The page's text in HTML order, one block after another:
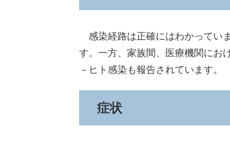
感染経路は正確にはわかってい
す。一方、家族間、医療機関にお
－ヒト感染も報告されています。
症状